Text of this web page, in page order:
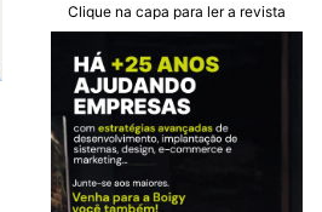
Clique na capa para ler a revista